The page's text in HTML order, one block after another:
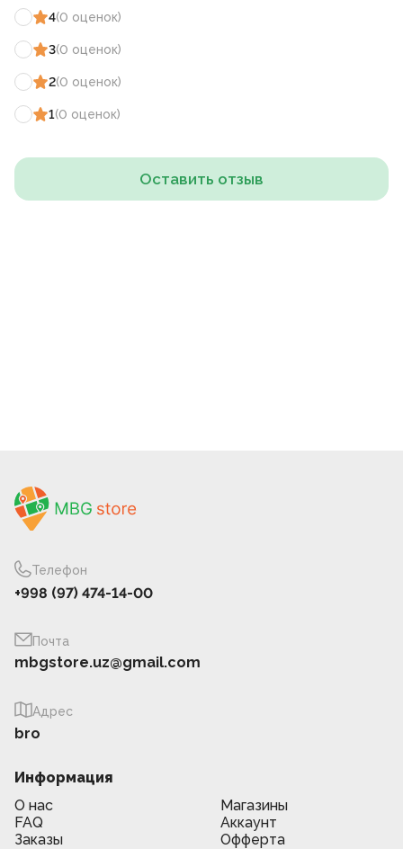
4(0 оценок)
3(0 оценок)
2(0 оценок)
1(0 оценок)
Оставить отзыв
Телефон
+998 (97) 474-14-00
Почта
mbgstore.uz@gmail.com
Адрес
bro
Информация
О нас
Магазины
FAQ
Аккаунт
Заказы
Офферта